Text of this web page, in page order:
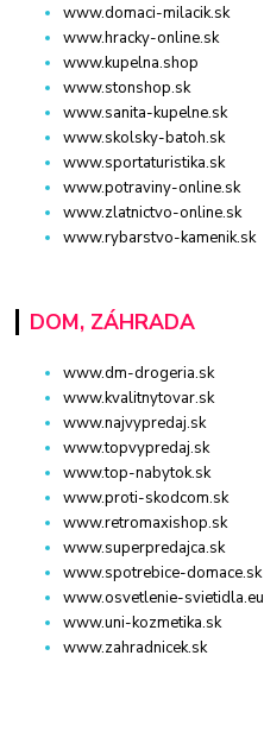
www.domaci-milacik.sk
www.hracky-online.sk
www.kupelna.shop
www.stonshop.sk
www.sanita-kupelne.sk
www.skolsky-batoh.sk
www.sportaturistika.sk
www.potraviny-online.sk
www.zlatnictvo-online.sk
www.rybarstvo-kamenik.sk
DOM, ZÁHRADA
www.dm-drogeria.sk
www.kvalitnytovar.sk
www.najvypredaj.sk
www.topvypredaj.sk
www.top-nabytok.sk
www.proti-skodcom.sk
www.retromaxishop.sk
www.superpredajca.sk
www.spotrebice-domace.sk
www.osvetlenie-svietidla.eu
www.uni-kozmetika.sk
www.zahradnicek.sk